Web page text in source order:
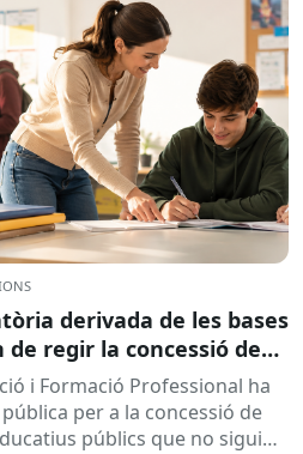
derivada de les bases
regir la concessió de
educatius, per al
de formació i
2026-2027
i Formació Professional ha
per a la concessió de
públics que no siguin